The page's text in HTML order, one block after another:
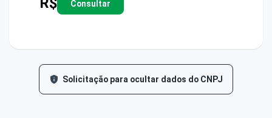
Consultar
Solicitação para ocultar dados do CNPJ